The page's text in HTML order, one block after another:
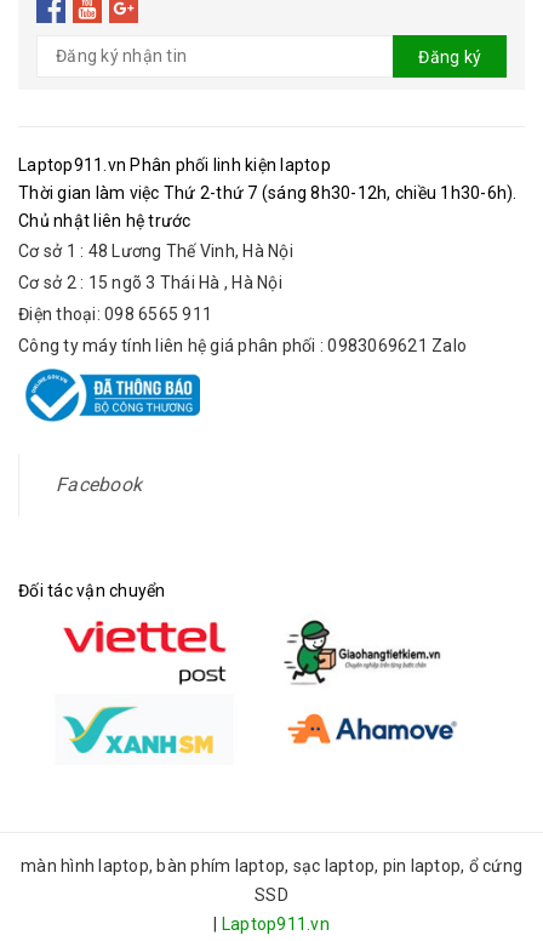
Đăng ký
Laptop911.vn Phân phối linh kiện laptop
Thời gian làm việc Thứ 2-thứ 7 (sáng 8h30-12h, chiều 1h30-6h).
Chủ nhật liên hệ trước
Cơ sở 1 : 48 Lương Thế Vinh, Hà Nội
Cơ sở 2 : 15 ngõ 3 Thái Hà , Hà Nội
Điện thoại: 098 6565 911
Công ty máy tính liên hệ giá phân phối : 0983069621 Zalo
Facebook
Đối tác vận chuyển
màn hình laptop, bàn phím laptop, sạc laptop, pin laptop, ổ cứng
SSD
Laptop911.vn